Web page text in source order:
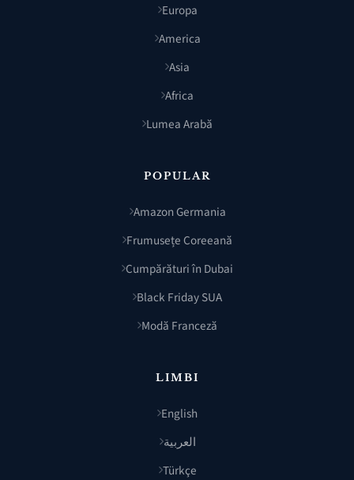
Europa
America
Asia
Africa
Lumea Arabă
POPULAR
Amazon Germania
Frumusețe Coreeană
Cumpărături în Dubai
Black Friday SUA
Modă Franceză
LIMBI
English
العربية
Türkçe